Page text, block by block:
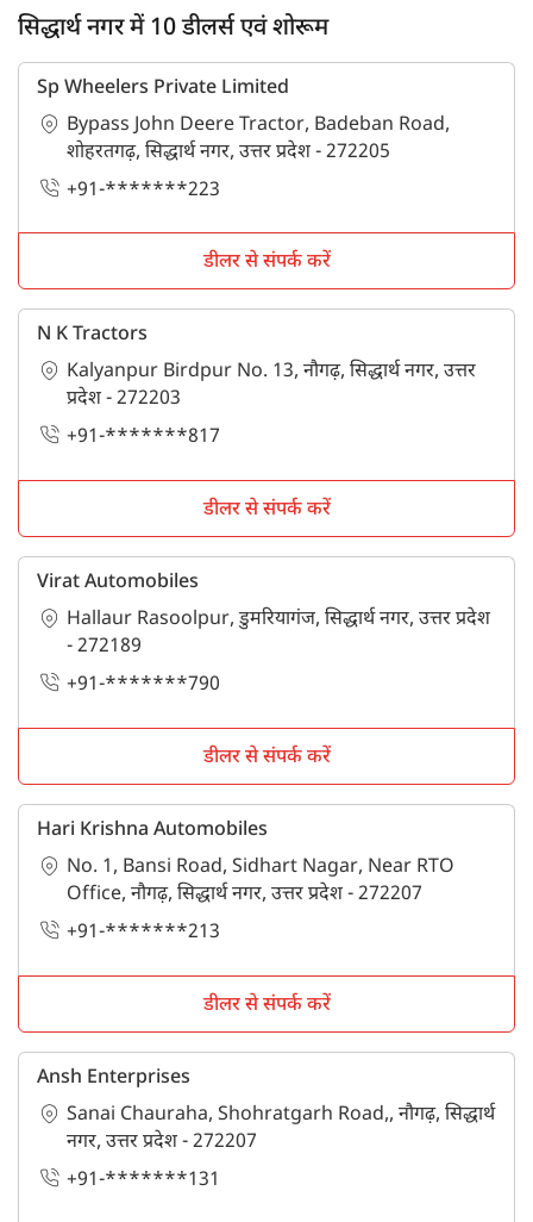
सिद्धार्थ नगर में 10 डीलर्स एवं शोरूम
Sp Wheelers Private Limited
Bypass John Deere Tractor, Badeban Road,
शोहरतगढ़, सिद्धार्थ नगर, उत्तर प्रदेश - 272205
+91-*******223
डीलर से संपर्क करें
N K Tractors
Kalyanpur Birdpur No. 13, नौगढ़, सिद्धार्थ नगर, उत्तर
प्रदेश - 272203
+91-*******817
डीलर से संपर्क करें
Virat Automobiles
Hallaur Rasoolpur, डुमरियागंज, सिद्धार्थ नगर, उत्तर प्रदेश
- 272189
+91-*******790
डीलर से संपर्क करें
Hari Krishna Automobiles
No. 1, Bansi Road, Sidhart Nagar, Near RTO
Office, नौगढ़, सिद्धार्थ नगर, उत्तर प्रदेश - 272207
+91-*******213
डीलर से संपर्क करें
Ansh Enterprises
Sanai Chauraha, Shohratgarh Road,, नौगढ़, सिद्धार्थ
नगर, उत्तर प्रदेश - 272207
+91-*******131